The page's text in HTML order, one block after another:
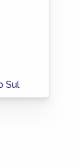
Sul